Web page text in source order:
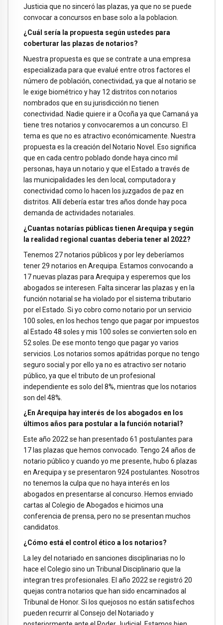
Justicia que no sinceró las plazas, ya que no se puede
convocar a concursos en base solo a la poblacion.
¿Cuál sería la propuesta según ustedes para
coberturar las plazas de notarios?
Nuestra propuesta es que se contrate a una empresa
especializada para que evalué entre otros factores el
número de población, conectividad, ya que al notario se
le exige biométrico y hay 12 distritos con notarios
nombrados que en su jurisdicción no tienen
conectividad. Nadie quiere ir a Ocoña ya que Camaná ya
tiene tres notarios y convocaremos a un concurso. El
tema es que no es atractivo económicamente. Nuestra
propuesta es la creación del Notario Novel. Eso significa
que en cada centro poblado donde haya cinco mil
personas, haya un notario y que el Estado a través de
las municipalidades les den local, computadora y
conectividad como lo hacen los juzgados de paz en
distritos. Allí debería estar tres años donde hay poca
demanda de actividades notariales.
¿Cuantas notarías públicas tienen Arequipa y según
la realidad regional cuantas deberia tener al 2022?
Tenemos 27 notarios públicos y por ley deberíamos
tener 29 notarios en Arequipa. Estamos convocando a
17 nuevas plazas para Arequipa y esperemos que los
abogados se interesen. Falta sincerar las plazas y en la
función notarial se ha violado por el sistema tributario
por el Estado. Si yo cobro como notario por un servicio
100 soles, en los hechos tengo que pagar por impuestos
al Estado 48 soles y mis 100 soles se convierten solo en
52 soles. De ese monto tengo que pagar yo varios
servicios. Los notarios somos apátridas porque no tengo
seguro social y por ello ya no es atractivo ser notario
público, ya que el tributo de un profesional
independiente es solo del 8%, mientras que los notarios
son del 48%.
¿En Arequipa hay interés de los abogados en los
últimos años para postular a la función notarial?
Este año 2022 se han presentado 61 postulantes para
17 las plazas que hemos convocado. Tengo 24 años de
notario público y cuando yo me presente, hubo 6 plazas
en Arequipa y se presentaron 924 postulantes. Nosotros
no tenemos la culpa que no haya interés en los
abogados en presentarse al concurso. Hemos enviado
cartas al Colegio de Abogados e hicimos una
conferencia de prensa, pero no se presentan muchos
candidatos.
¿Cómo está el control ético a los notarios?
La ley del notariado en sanciones disciplinarias no lo
hace el Colegio sino un Tribunal Disciplinario que la
integran tres profesionales. El año 2022 se registró 20
quejas contra notarios que han sido encaminados al
Tribunal de Honor. Si los quejosos no están satisfechos
pueden recurrir al Consejo del Notariado y